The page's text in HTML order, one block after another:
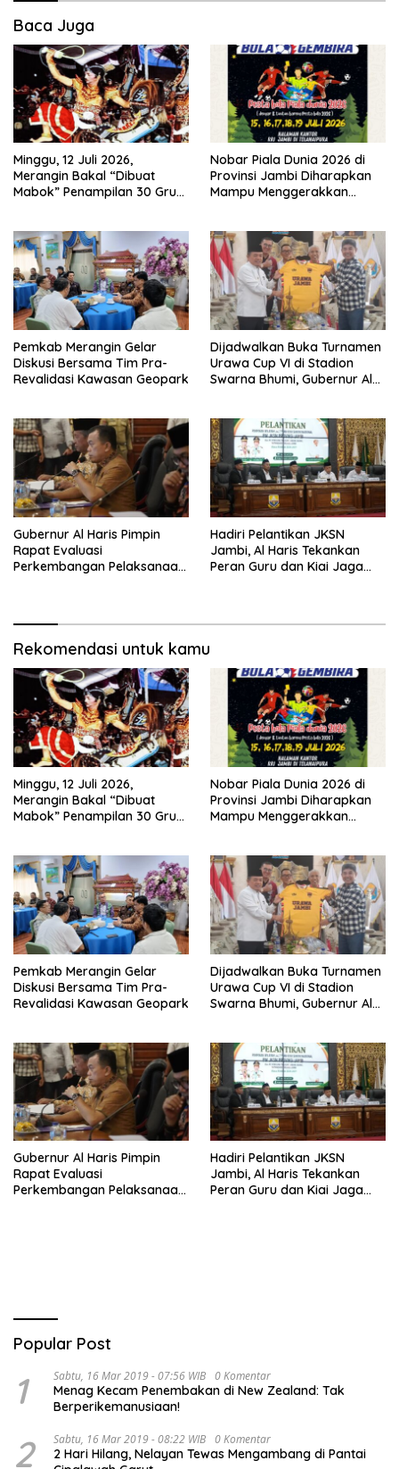
Baca Juga
Minggu, 12 Juli 2026,
Merangin Bakal “Dibuat
Mabok” Penampilan 30 Grup
Nobar Piala Dunia 2026 di
Provinsi Jambi Diharapkan
Mampu Menggerakkan
Pemkab Merangin Gelar
Diskusi Bersama Tim Pra-
Revalidasi Kawasan Geopark
Dijadwalkan Buka Turnamen
Urawa Cup VI di Stadion
Swarna Bhumi, Gubernur Al
Gubernur Al Haris Pimpin
Rapat Evaluasi
Perkembangan Pelaksanaan
Hadiri Pelantikan JKSN
Jambi, Al Haris Tekankan
Peran Guru dan Kiai Jaga
Rekomendasi untuk kamu
Minggu, 12 Juli 2026,
Merangin Bakal “Dibuat
Mabok” Penampilan 30 Grup
Nobar Piala Dunia 2026 di
Provinsi Jambi Diharapkan
Mampu Menggerakkan
Pemkab Merangin Gelar
Diskusi Bersama Tim Pra-
Revalidasi Kawasan Geopark
Dijadwalkan Buka Turnamen
Urawa Cup VI di Stadion
Swarna Bhumi, Gubernur Al
Gubernur Al Haris Pimpin
Rapat Evaluasi
Perkembangan Pelaksanaan
Hadiri Pelantikan JKSN
Jambi, Al Haris Tekankan
Peran Guru dan Kiai Jaga
Popular Post
1 Sabtu, 16 Mar 2019 - 07:56 WIB 0 Komentar
Menag Kecam Penembakan di New Zealand: Tak
Berperikemanusiaan!
2 Sabtu, 16 Mar 2019 - 08:22 WIB 0 Komentar
2 Hari Hilang, Nelayan Tewas Mengambang di Pantai